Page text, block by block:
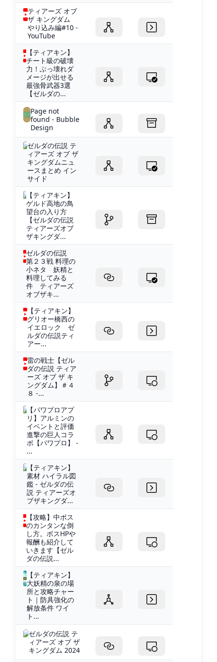
ティアーズ オブ
ザ キングダム
やり込み編#10 -
YouTube
【ティアキン】
チート級の破壊
力！ぶっ壊れダ
メージが出せる
最強骨武器3選
【ゼルダの...
Page not
found - Bubble
Design
ゼルダの伝説 テ
ィアーズ オブ ザ
キングダムニュ
ースまとめ イン
サイド
【ティアキン】
ゲルド高地の鳥
望台の入り方
【ゼルダの伝説
ティアーズオブ
ザキングダ...
ゼルダの伝説
第２３戦 料理の
小ネタ 妖精と
料理してみる
件 ティアーズ
オブザキ...
【ティアキン】
グリオー橋西の
イエロック ゼ
ルダの伝説ティ
アー...
雷の戦士【ゼル
ダの伝説 ティア
ーズ オブ ザ キ
ングダム】＃４
８ -...
【パワプロアプ
リ】アルミンの
イベントと評価
進撃の巨人コラ
ボ【パワプロ】 -
...
【ティアキン】
素材 ハイラル図
鑑 - ゼルダの伝
説 ティアーズオ
ブザキングダ...
【攻略】中ボス
のカンタンな倒
し方。ボスHPや
報酬も紹介して
いきます【ゼル
ダの伝説...
【ティアキン】
大妖精の泉の場
所と攻略チャー
ト｜防具強化の
解放条件 ワイ
ト...
ゼルダの伝説 テ
ィアーズ オブ ザ
キングダム 2024